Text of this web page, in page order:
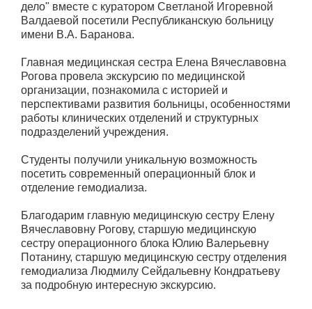
дело" вместе с куратором Светланой Игоревной
Валдаевой посетили Республиканскую больницу
имени В.А. Баранова.
Главная медицинская сестра Елена Вячеславовна
Рогова провела экскурсию по медицинской
организации, познакомила с историей и
перспективами развития больницы, особенностями
работы клинических отделений и структурных
подразделений учреждения.
Студенты получили уникальную возможность
посетить современный операционный блок и
отделение гемодиализа.
Благодарим главную медицинскую сестру Елену
Вячеславовну Рогову, старшую медицинскую
сестру операционного блока Юлию Валерьевну
Потанину, старшую медицинскую сестру отделения
гемодиализа Людмилу Сейдальевну Кондратьеву
за подробную интересную экскурсию.